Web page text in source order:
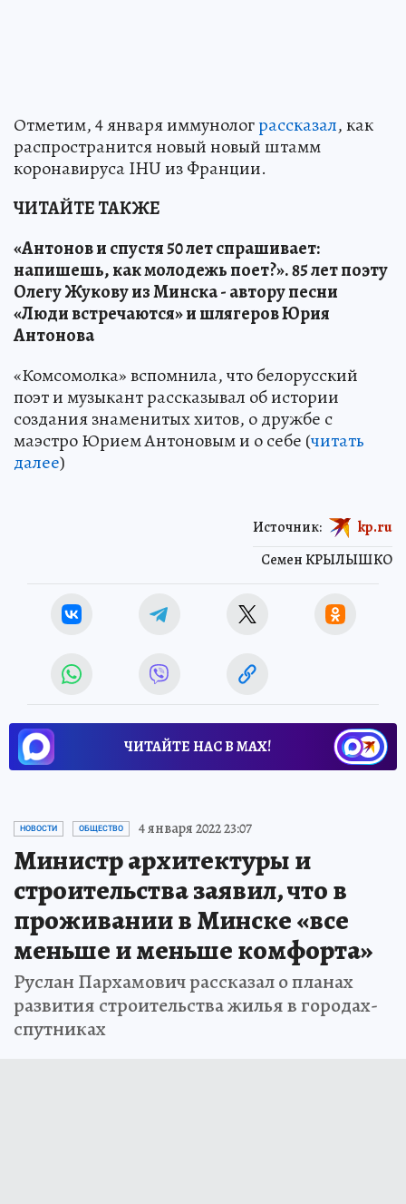
Отметим, 4 января иммунолограссказал, как
распространится новый новый штамм
коронавируса IHU из Франции.
ЧИТАЙТЕ ТАКЖЕ
«Антонов и спустя 50 лет спрашивает:
напишешь, как молодежь поет?». 85 лет поэту
Олегу Жукову из Минска - автору песни
«Люди встречаются» и шлягеров Юрия
Антонова
«Комсомолка» вспомнила, что белорусский
поэт и музыкант рассказывал об истории
создания знаменитых хитов, о дружбе с
маэстро Юрием Антоновым и о себе (читать
далее)
Семен КРЫЛЫШКО
Источник: kp.ru
ЧИТАЙТЕ НАС В МАХ!
НОВОСТИ ОБЩЕСТВО 4 января 2022 23:07
Министр архитектуры и
строительства заявил, что в
проживании в Минске «все
меньше и меньше комфорта»
Руслан Пархамович рассказал о планах
развития строительства жилья в городах-
спутниках